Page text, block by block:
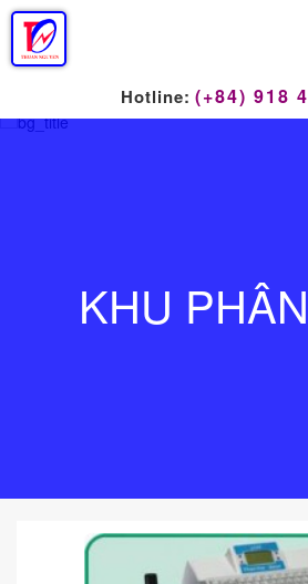
Hotline: (+84) 918
KHU